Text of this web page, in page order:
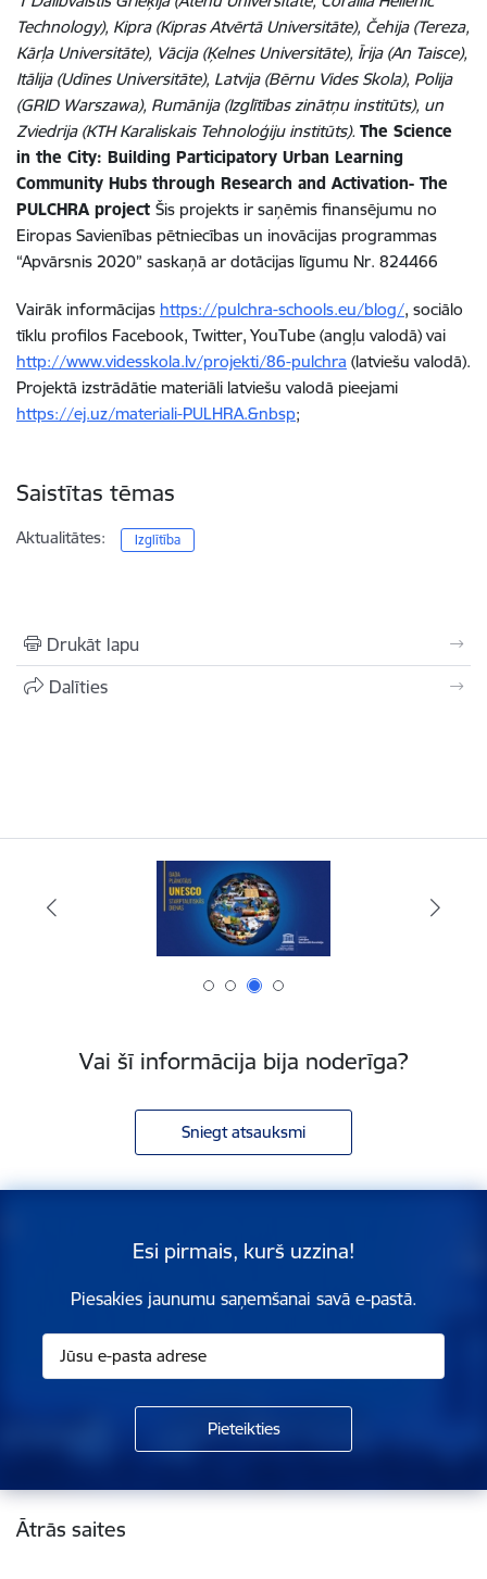
Technology), Kipra (Kipras Atvērtā Universitāte), Čehija (Tereza,
Kārļa Universitāte), Vācija (Ķelnes Universitāte), Īrija (An Taisce),
Itālija (Udīnes Universitāte), Latvija (Bērnu Vides Skola), Polija
(GRID Warszawa), Rumānija (Izglītības zinātņu institūts), un
Zviedrija (KTH Karaliskais Tehnoloģiju institūts). The Science
in the City: Building Participatory Urban Learning
Community Hubs through Research and Activation- The
PULCHRA project Šis projekts ir saņēmis finansējumu no
Eiropas Savienības pētniecības un inovācijas programmas
“Apvārsnis 2020” saskaņā ar dotācijas līgumu Nr. 824466
Vairāk informācijas https://pulchra-schools.eu/blog/, sociālo
tīklu profilos Facebook, Twitter, YouTube (angļu valodā) vai
http://www.videsskola.lv/projekti/86-pulchra (latviešu valodā).
Projektā izstrādātie materiāli latviešu valodā pieejami
https://ej.uz/materiali-PULHRA.&nbsp;
Saistītas tēmas
Aktualitātes: Izglītība
Drukāt lapu
Dalīties
Vai šī informācija bija noderīga?
Sniegt atsauksmi
Esi pirmais, kurš uzzina!
Piesakies jaunumu saņemšanai savā e-pastā.
Kājene
Ātrās saites